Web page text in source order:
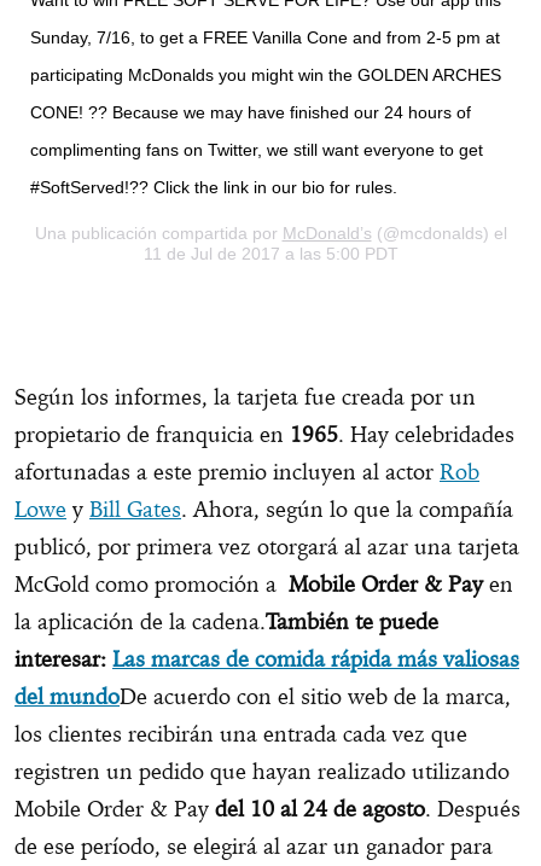
Sunday, 7/16, to get a FREE Vanilla Cone and from 2-5 pm at
participating McDonalds you might win the GOLDEN ARCHES
CONE! ?? Because we may have finished our 24 hours of
complimenting fans on Twitter, we still want everyone to get
#SoftServed!?? Click the link in our bio for rules.
Una publicación compartida por McDonald’s (@mcdonalds) el
11 de Jul de 2017 a las 5:00 PDT
Según los informes, la tarjeta fue creada por un
propietario de franquicia en 1965. Hay celebridades
afortunadas a este premio incluyen al actor Rob
Lowe y Bill Gates. Ahora, según lo que la compañía
publicó, por primera vez otorgará al azar una tarjeta
McGold como promoción a Mobile Order & Payen
la aplicación de la cadena.También te puede
interesar: Las marcas de comida rápida más valiosas
del mundoDe acuerdo con el sitio web de la marca,
los clientes recibirán una entrada cada vez que
registren un pedido que hayan realizado utilizando
Mobile Order & Pay del 10 al 24 de agosto. Después
de ese período, se elegirá al azar un ganador para